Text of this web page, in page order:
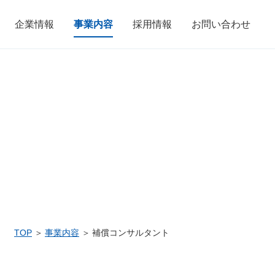
企業情報 事業内容 採用情報 お問い合わせ
TOP 事業内容 補償コンサルタント